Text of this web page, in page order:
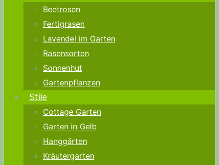
Beetrosen
Fertigrasen
Lavendel im Garten
Rasensorten
Sonnenhut
Gartenpflanzen
Stile
Cottage Garten
Garten in Gelb
Hanggärten
Kräutergarten